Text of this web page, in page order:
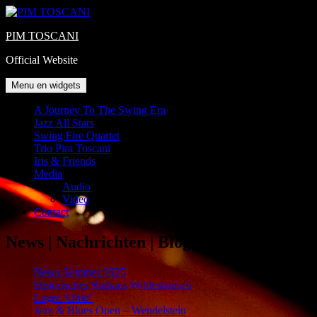
Ga
de
PIM TOSCANI
Official Website
Menu en widgets
A Journey To The Swing Era
Jazz All Stars
Swing Fire Quartet
Trio Pim Toscani
Iris & Friends
Media
Audio
Video
Contact
News | Nachrichten | Blog
News Sommer 2025
Historisches Rathaus Wildeshausen
Lager ‘Ohio’
Jazz & Blues Open – Wendelstein